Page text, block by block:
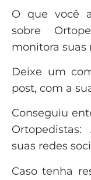
O que você
sobre
monitora suas
Deixe um
post, com a
Conseguiu
suas redes
Caso tenha